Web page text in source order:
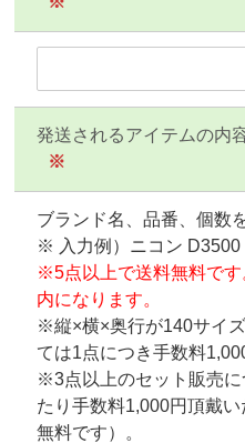
発送されるアイテムの内
※
ブランド名、品番、個数
※ 入力例）ニコン D3500
※5点以上で送料無料で
内になります。
※縦×横×奥行が140サイ
ては1点につき手数料
※3点以上のセット販売
たり手数料1,000円頂戴
無料です）。